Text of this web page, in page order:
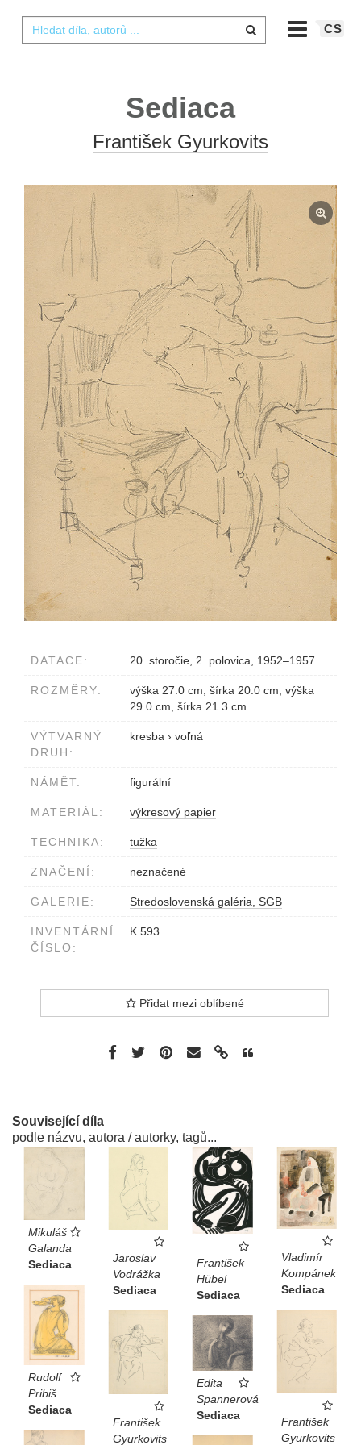
CS
Sediaca
František Gyurkovits
DATACE: 20. storočie, 2. polovica, 1952–1957
ROZMĚRY:
výška 27.0 cm, šírka 20.0 cm, výška
29.0 cm, šírka 21.3 cm
VÝTVARNÝ
DRUH:
kresba › voľná
NÁMĚT: figurální
MATERIÁL: výkresový papier
TECHNIKA: tužka
ZNAČENÍ: neznačené
GALERIE: Stredoslovenská galéria, SGB
INVENTÁRNÍ
ČÍSLO:
K 593
Přidat mezi oblíbené
Související díla
podle názvu, autora / autorky, tagů...
Mikuláš
Galanda
Sediaca
Jaroslav
Vodrážka
Sediaca
František
Hübel
Sediaca
Vladimír
Kompánek
Sediaca
Rudolf
Pribiš
Sediaca
František
Gyurkovits
František
Gyurkovits
Edita
Spannerová
Sediaca